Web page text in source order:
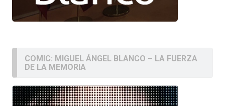
COMIC: MIGUEL ÁNGEL BLANCO – LA FUERZA
DE LA MEMORIA